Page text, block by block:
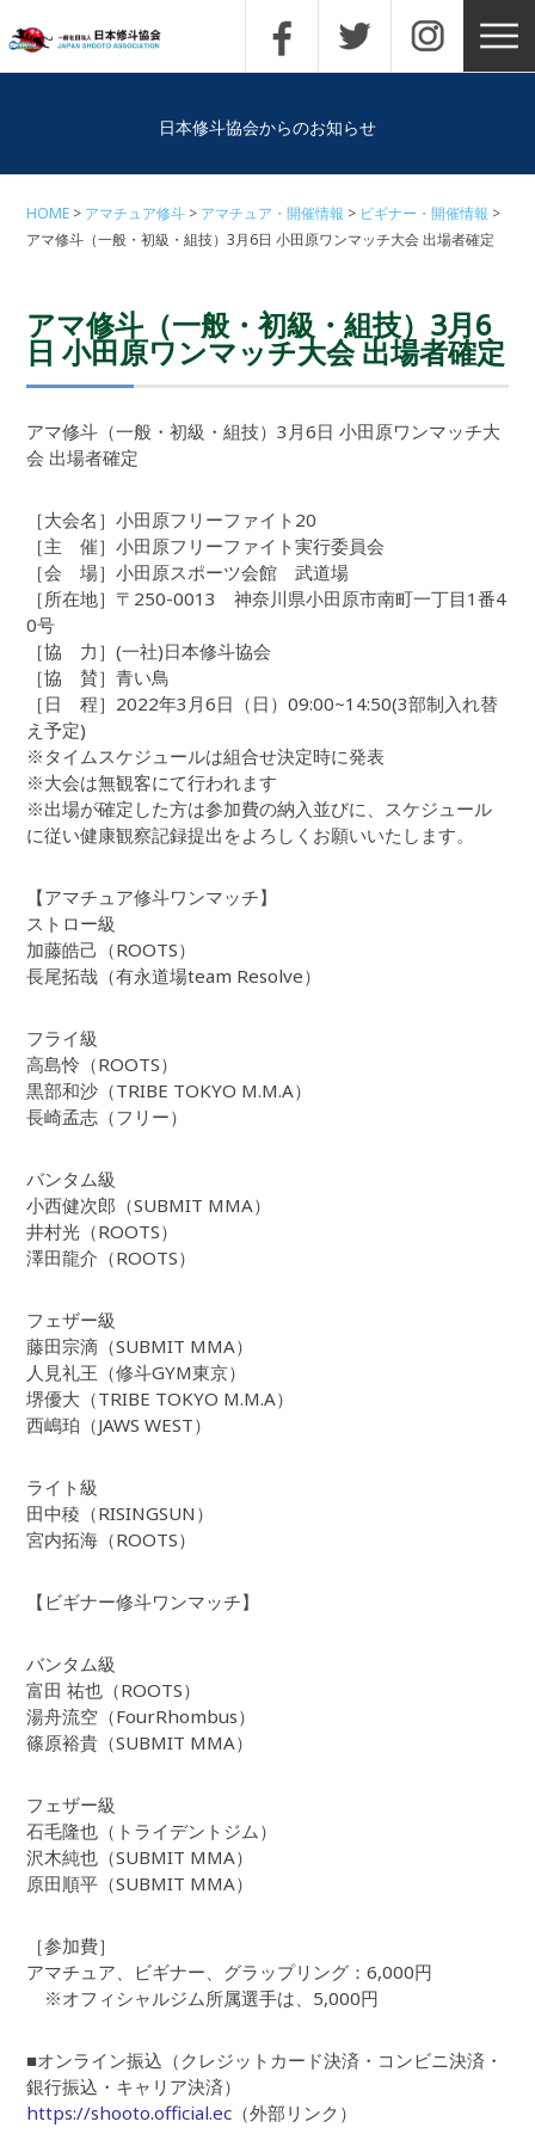
日本修斗協会からのお知らせ
HOME アマチュア修斗 アマチュア・開催情報
ビギナー・開催情報
アマ修斗（一般・初級・組技）3月6日 小田原ワンマッチ大会 出場者確定
アマ修斗（一般・初級・組技）3月6
日 小田原ワンマッチ大会 出場者確定
アマ修斗（一般・初級・組技）3月6日 小田原ワンマッチ大
会 出場者確定
［大会名］小田原フリーファイト20
［主 催］小田原フリーファイト実行委員会
［会 場］小田原スポーツ会館 武道場
［所在地］〒250-0013 神奈川県小田原市南町一丁目1番4
0号
［協 力］(一社)日本修斗協会
［協 賛］青い鳥
［日 程］2022年3月6日（日）09:00~14:50(3部制入れ替
え予定)
※タイムスケジュールは組合せ決定時に発表
※大会は無観客にて行われます
※出場が確定した方は参加費の納入並びに、スケジュール
に従い健康観察記録提出をよろしくお願いいたします。
【アマチュア修斗ワンマッチ】
ストロー級
加藤皓己（ROOTS）
長尾拓哉（有永道場team Resolve）
フライ級
高島怜（ROOTS）
黒部和沙（TRIBE TOKYO M.M.A）
長崎孟志（フリー）
バンタム級
小西健次郎（SUBMIT MMA）
井村光（ROOTS）
澤田龍介（ROOTS）
フェザー級
藤田宗滴（SUBMIT MMA）
人見礼王（修斗GYM東京）
堺優大（TRIBE TOKYO M.M.A）
西嶋珀（JAWS WEST）
ライト級
田中稜（RISINGSUN）
宮内拓海（ROOTS）
【ビギナー修斗ワンマッチ】
バンタム級
富田 祐也（ROOTS）
湯舟流空（FourRhombus）
篠原裕貴（SUBMIT MMA）
フェザー級
石毛隆也（トライデントジム）
沢木純也（SUBMIT MMA）
原田順平（SUBMIT MMA）
［参加費］
アマチュア、ビギナー、グラップリング：6,000円
※オフィシャルジム所属選手は、5,000円
■オンライン振込（クレジットカード決済・コンビニ決済・
銀行振込・キャリア決済）
https://shooto.official.ec （外部リンク）